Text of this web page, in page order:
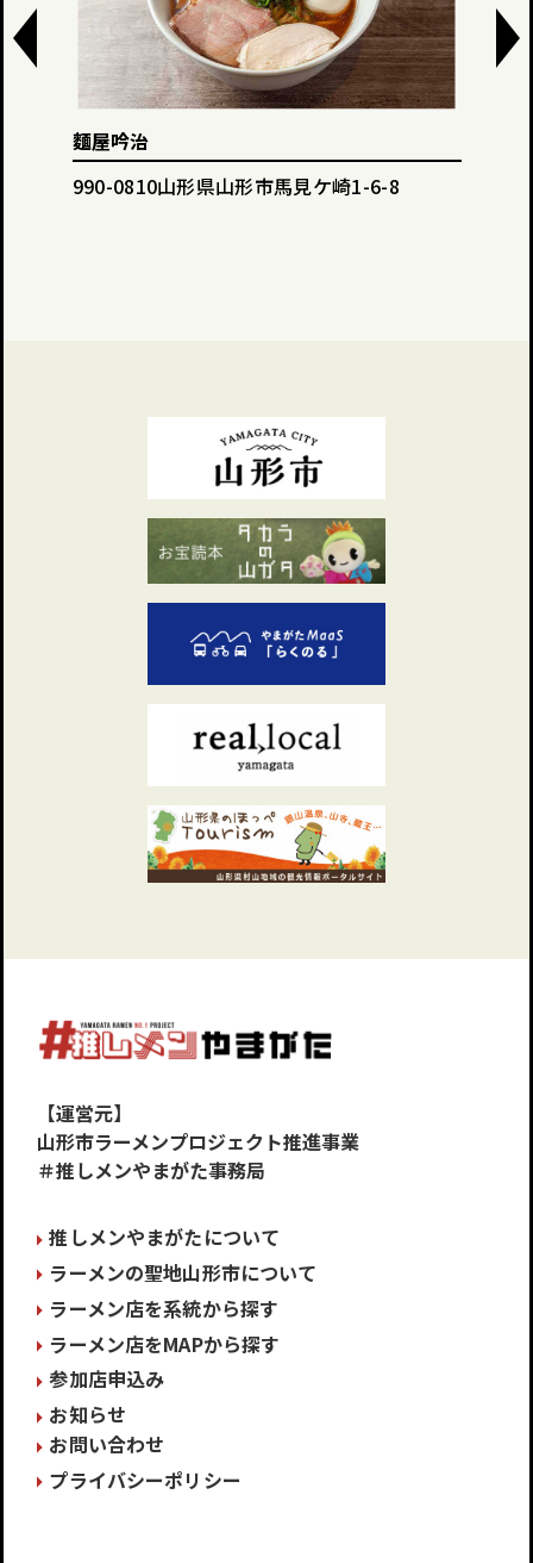
形市馬見ケ崎1-6-8
990-2214山形県山形市青柳
【運営元】
山形市ラーメンプロジェクト推進事業
＃推しメンやまがた事務局
推しメンやまがたについて
ラーメンの聖地山形市について
ラーメン店を系統から探す
ラーメン店をMAPから探す
参加店申込み
お知らせ
お問い合わせ
プライバシーポリシー